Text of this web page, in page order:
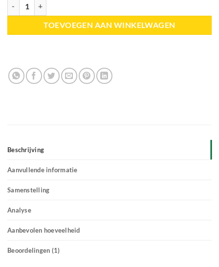
TOEVOEGEN AAN WINKELWAGEN
Beschrijving
Aanvullende informatie
Samenstelling
Analyse
Aanbevolen hoeveelheid
Beoordelingen (1)